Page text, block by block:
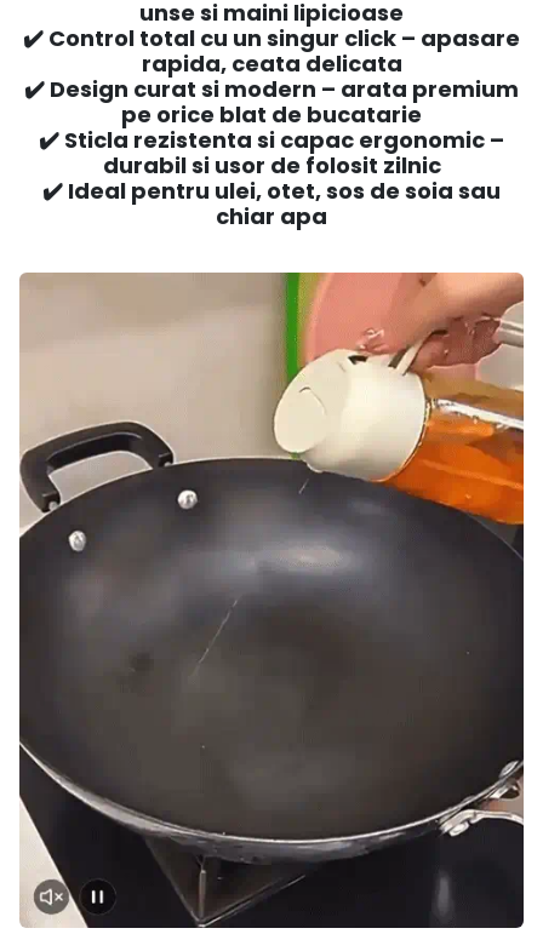
unse si maini lipicioase
✔️ Control total cu un singur click – apasare
rapida, ceata delicata
✔️ Design curat si modern – arata premium
pe orice blat de bucatarie
✔️ Sticla rezistenta si capac ergonomic –
durabil si usor de folosit zilnic
✔️ Ideal pentru ulei, otet, sos de soia sau
chiar apa